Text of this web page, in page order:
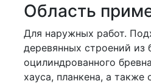
Область
Для наружных работ.
деревянных строений из
оцилиндрованного
хауса, планкена, а также